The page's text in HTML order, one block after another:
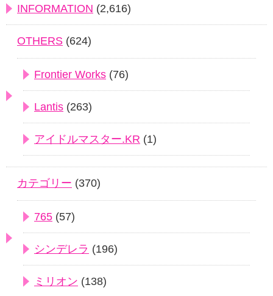
INFORMATION (2,616)
OTHERS (624)
Frontier Works (76)
Lantis (263)
アイドルマスター.KR (1)
カテゴリー (370)
765 (57)
シンデレラ (196)
ミリオン (138)